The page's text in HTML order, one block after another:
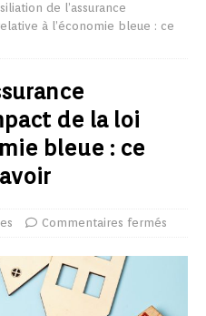
de l’assurance
à l’économie bleue : ce
de la loi
bleue : ce
Commentaires fermés